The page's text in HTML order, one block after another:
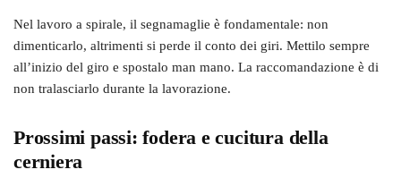
Nel lavoro a spirale, il segnamaglie è fondamentale: non
dimenticarlo, altrimenti si perde il conto dei giri. Mettilo sempre
all’inizio del giro e spostalo man mano. La raccomandazione è di
non tralasciarlo durante la lavorazione.
Prossimi passi: fodera e cucitura della
cerniera